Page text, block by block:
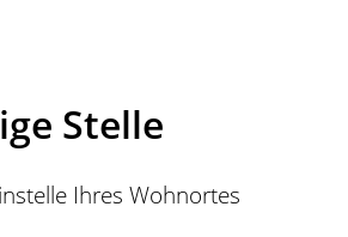
Stelle
Ihres Wohnortes